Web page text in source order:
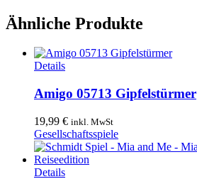
Ähnliche Produkte
Details
Amigo 05713 Gipfelstürmer
19,99 € inkl. MwSt
Gesellschaftsspiele
Details